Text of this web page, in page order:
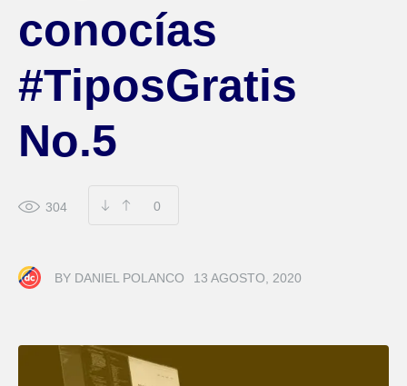
conocías
#TiposGratis
No.5
304 0
BY DANIEL POLANCO 13 AGOSTO, 2020